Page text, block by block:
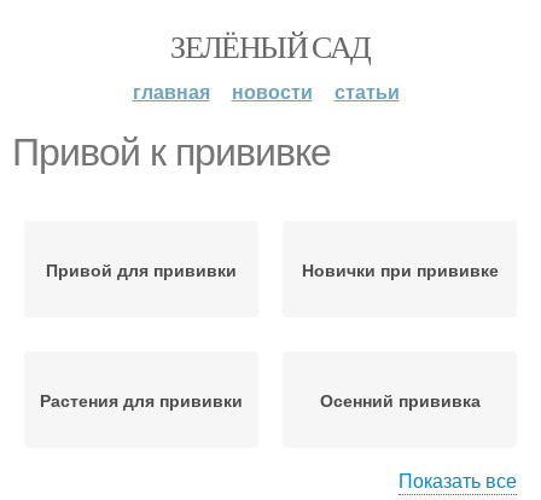
ЗЕЛЁНЫЙ САД
главная новости статьи
Привой к прививке
Привой для прививки Новички при прививке
Растения для прививки Осенний прививка
Показать все